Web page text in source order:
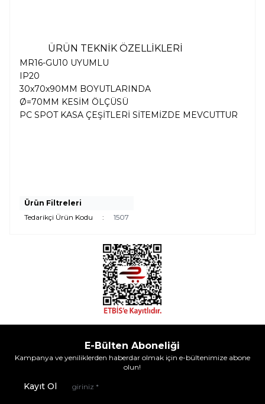
ÜRÜN TEKNİK ÖZELLİKLERİ
MR16-GU10 UYUMLU
IP20
30x70x90MM BOYUTLARINDA
Ø=70MM KESİM ÖLÇÜSÜ
PC SPOT KASA ÇEŞİTLERİ SİTEMİZDE MEVCUTTUR
Ürün Filtreleri
Tedarikçi Ürün Kodu
: 1507
E-Bülten Aboneliği
Kampanya ve yeniliklerden haberdar olmak için e-bültenimize abone
olun!
Kayıt Ol